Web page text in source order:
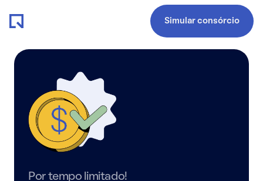
Simular consórcio
Por tempo limitado!